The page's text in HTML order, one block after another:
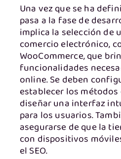
Una vez que se ha
pasa a la fase de
implica la selección de
comercio electrónico,
WooCommerce, que
funcionalidades
online. Se deben
establecer los métodos
diseñar una interfaz
para los usuarios.
asegurarse de que la
con dispositivos
el SEO.